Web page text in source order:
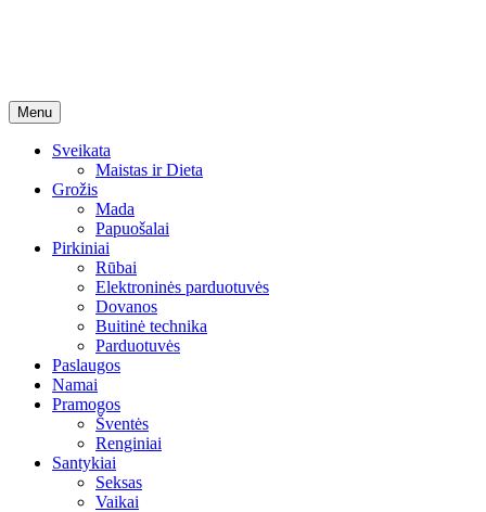
Menu Skip
to
content
Sveikata
Maistas ir Dieta
Grožis
Mada
Papuošalai
Pirkiniai
Rūbai
Elektroninės parduotuvės
Dovanos
Buitinė technika
Parduotuvės
Paslaugos
Namai
Pramogos
Šventės
Renginiai
Santykiai
Seksas
Vaikai